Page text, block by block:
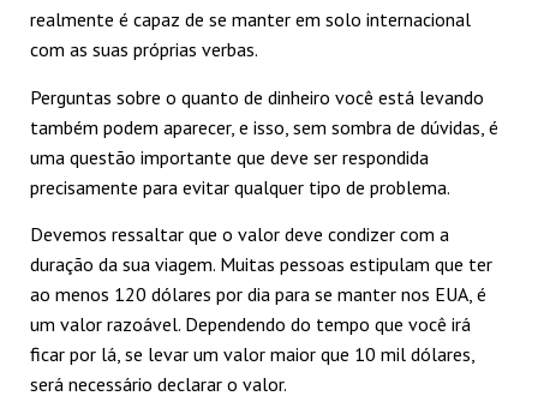
realmente é capaz de se manter em solo internacional
com as suas próprias verbas.
Perguntas sobre o quanto de dinheiro você está levando
também podem aparecer, e isso, sem sombra de dúvidas, é
uma questão importante que deve ser respondida
precisamente para evitar qualquer tipo de problema.
Devemos ressaltar que o valor deve condizer com a
duração da sua viagem. Muitas pessoas estipulam que ter
ao menos 120 dólares por dia para se manter nos EUA, é
um valor razoável. Dependendo do tempo que você irá
ficar por lá, se levar um valor maior que 10 mil dólares,
será necessário declarar o valor.